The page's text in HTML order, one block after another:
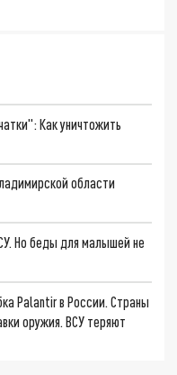
Как уничтожить
области
Но беды для малышей не
Palantir в России. Страны
оружия. ВСУ теряют